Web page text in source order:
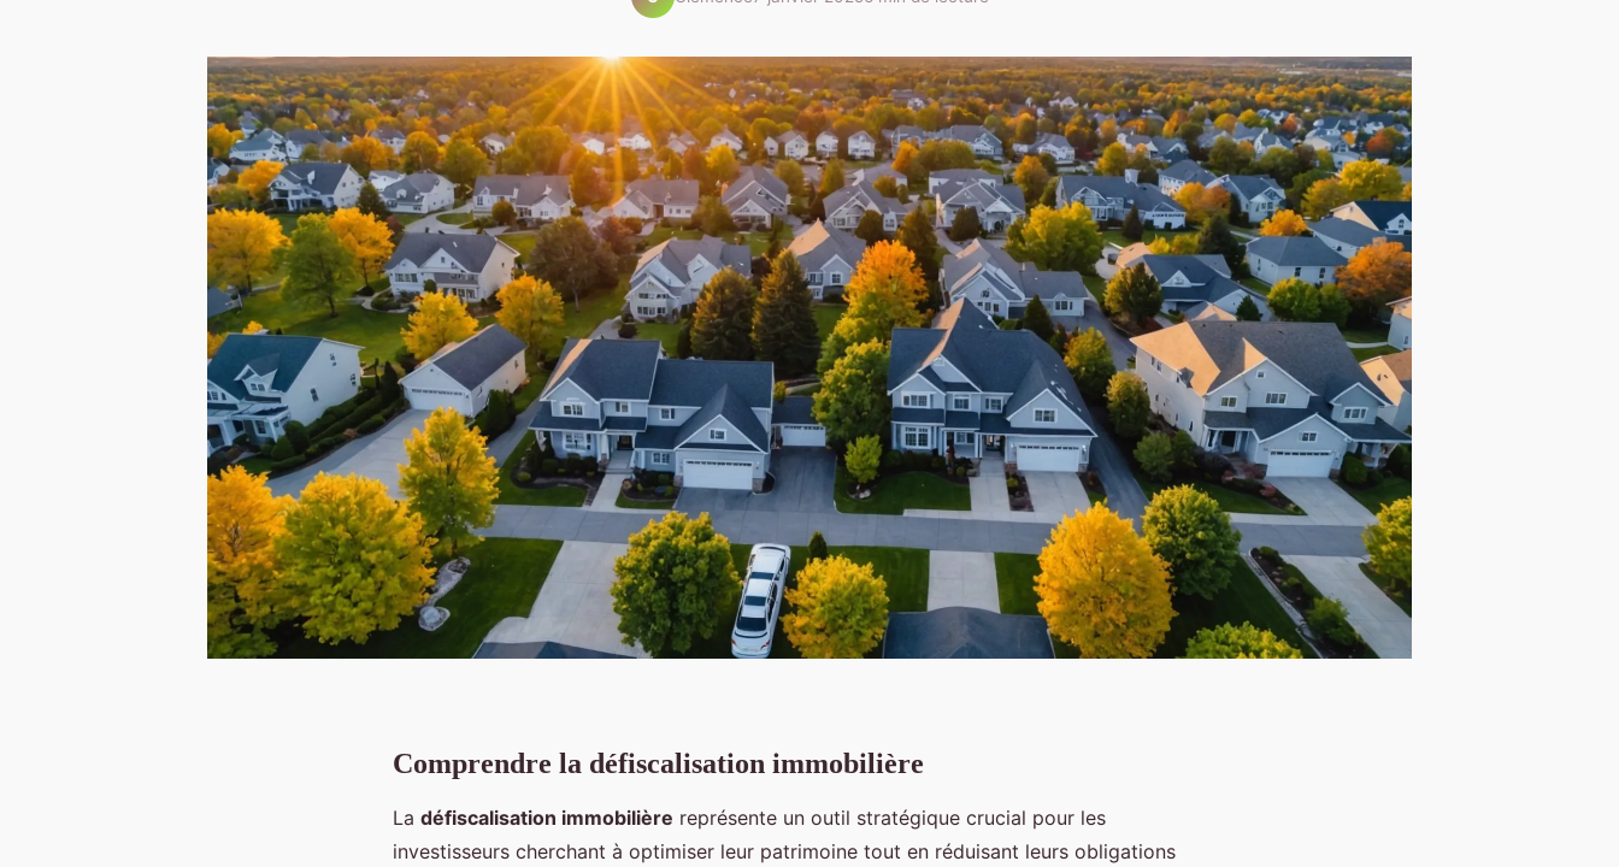
Comprendre la défiscalisation immobilière
La défiscalisation immobilière représente un outil stratégique crucial pour les
investisseurs cherchant à optimiser leur patrimoine tout en réduisant leurs obligations